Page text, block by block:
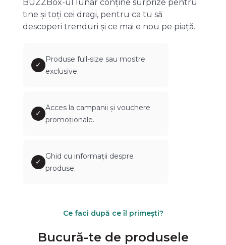
BUZZBox-ul lunar conține surprize pentru
tine și toți cei dragi, pentru ca tu să
descoperi trenduri și ce mai e nou pe piață.
✓
Produse full-size sau mostre
exclusive.
✓
Acces la campanii și vouchere
promoționale.
✓
Ghid cu informații despre
produse.
Ce faci după ce îl primești?
Bucură-te de produsele